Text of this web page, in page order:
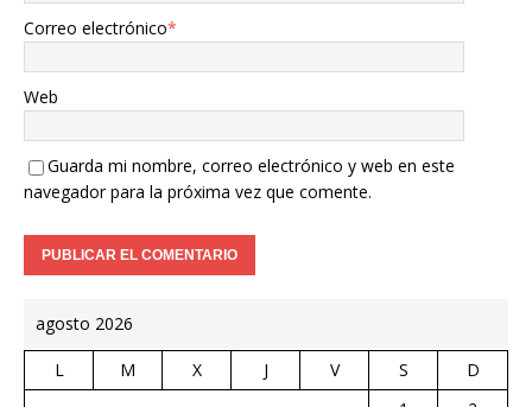
Correo electrónico*
Web
Guarda mi nombre, correo electrónico y web en este
navegador para la próxima vez que comente.
agosto 2026
L M X J V S
D